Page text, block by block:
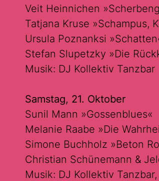
Veit Heinnichen
Tatjana Kruse »Schampus,
Ursula Poznanksi
Stefan Slupetzky »Die
Musik: DJ Kollektiv Tanzbar
Samstag, 21. Oktober
Sunil Mann »Gossenblues«
Melanie Raabe »Die
Simone Buchholz »Beton
Christian Schünemann &
Musik: DJ Kollektiv